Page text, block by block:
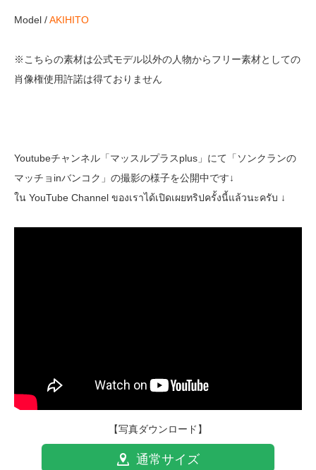
Model /AKIHITO
※こちらの素材は公式モデル以外の人物からフリー素材としての
肖像権使用許諾は得ておりません
Youtubeチャンネル「マッスルプラスplus」にて「ソンクランの
マッチョinバンコク」の撮影の様子を公開中です↓
ใน YouTube Channel ของเราได้เปิดเผยทริปครั้งนี้แล้วนะครับ ↓
【写真ダウンロード】
通常サイズ